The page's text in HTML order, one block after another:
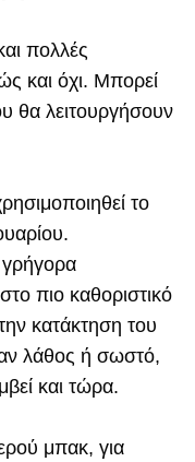
πολλές
και όχι. Μπορεί
θα λειτουργήσουν
το
γρήγορα
πιο καθοριστικό
κατάκτηση του
λάθος ή σωστό,
και τώρα.
μπακ, για